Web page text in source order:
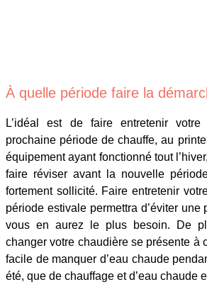
À quelle période faire la
L’idéal est de faire entretenir
prochaine période de chauffe, au
équipement ayant fonctionné tout
faire réviser avant la nouvelle
fortement sollicité. Faire entretenir
période estivale permettra d’éviter une
vous en aurez le plus besoin. De
changer votre chaudière se présente à
facile de manquer d’eau chaude
été, que de chauffage et d’eau chaude